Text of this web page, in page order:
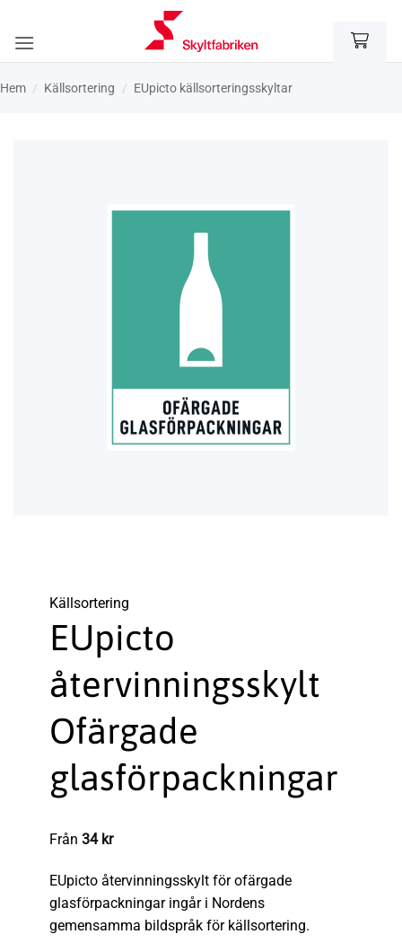
content
Hem / Käll­sortering / EUpicto källsorteringsskyltar
Käll­sortering
EUpicto
återvinningsskylt
Ofärgade
glasförpackningar
Från 34 kr
EUpicto återvinningsskylt för ofärgade
glasförpackningar ingår i Nordens
gemensamma bildspråk för källsortering.